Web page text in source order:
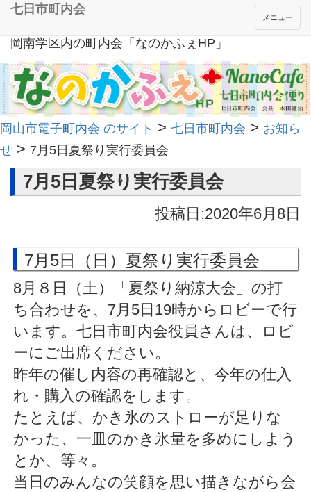
岡南学区内の町内会「なのかふぇHP」
メニュー
七日市町内会
岡山市電子町内会 のサイト > 七日市町内会 > お知ら
せ > 7月5日夏祭り実行委員会
7月5日夏祭り実行委員会
投稿日:2020年6月8日
7月5日（日）夏祭り実行委員会
8月８日（土）「夏祭り納涼大会」の打
ち合わせを、7月5日19時からロビーで行
います。七日市町内会役員さんは、ロビ
ーにご出席ください。
昨年の催し内容の再確認と、今年の仕入
れ・購入の確認をします。
たとえば、かき氷のストローが足りな
かった、一皿のかき氷量を多めにしよう
とか、等々。
当日のみんなの笑顔を思い描きながら会